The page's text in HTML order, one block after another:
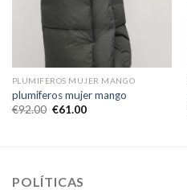
PLUMIFEROS MUJER MANGO
plumiferos mujer mango
€92.00 €61.00
POLÍTICAS